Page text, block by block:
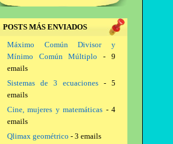
POSTS MÁS ENVIADOS
Máximo Común Divisor y
Mínimo Común Múltiplo - 9
emails
Sistemas de 3 ecuaciones- 5
emails
Cine, mujeres y matemáticas - 4
emails
Qlimax geométrico - 3 emails